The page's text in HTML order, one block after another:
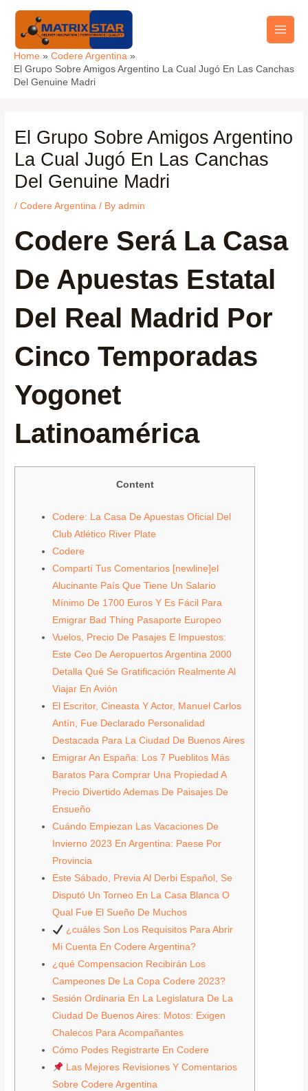
Main
Home
Codere Argentina
El Grupo Sobre Amigos Argentino La Cual Jugó En Las Canchas
Del Genuine Madri
El Grupo Sobre Amigos Argentino
La Cual Jugó En Las Canchas
Del Genuine Madri
/Codere Argentina / Byadmin
Codere Será La Casa
De Apuestas Estatal
Del Real Madrid Por
Cinco Temporadas
Yogonet
Latinoamérica
Content
Codere: La Casa De Apuestas Oficial Del
Club Atlético River Plate
Codere
Compartí Tus Comentarios [newline]el
Alucinante País Que Tiene Un Salario
Mínimo De 1700 Euros Y Es Fácil Para
Emigrar Bad Thing Pasaporte Europeo
Vuelos, Precio De Pasajes E Impuestos:
Este Ceo De Aeropuertos Argentina 2000
Detalla Qué Se Gratificación Realmente Al
Viajar En Avión
El Escritor, Cineasta Y Actor, Manuel Carlos
Antín, Fue Declarado Personalidad
Destacada Para La Ciudad De Buenos Aires
Emigrar An España: Los 7 Pueblitos Más
Baratos Para Comprar Una Propiedad A
Precio Divertido Ademas De Paisajes De
Ensueño
Cuándo Empiezan Las Vacaciones De
Invierno 2023 En Argentina: Paese Por
Provincia
Este Sábado, Previa Al Derbi Español, Se
Disputó Un Torneo En La Casa Blanca O
Qual Fue El Sueño De Muchos
¿cuáles Son Los Requisitos Para Abrir
Mi Cuenta En Codere Argentina?
¿qué Compensacion Recibirán Los
Campeones De La Copa Codere 2023?
Sesión Ordinaria En La Legislatura De La
Ciudad De Buenos Aires: Motos: Exigen
Chalecos Para Acompañantes
Cómo Podes Registrarte En Codere
Las Mejores Revisiones Y Comentarios
Sobre Codere Argentina